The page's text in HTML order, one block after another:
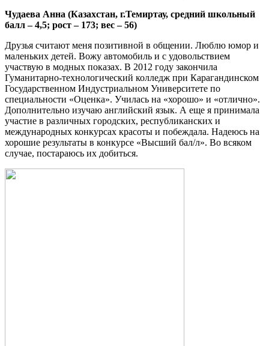
Чудаева Анна (Казахстан, г.Темиртау, средний школьный
балл – 4,5; рост – 173; вес – 56)
Друзья считают меня позитивной в общении. Люблю юмор и
маленьких детей. Вожу автомобиль и с удовольствием
участвую в модных показах. В 2012 году закончила
Гуманитарно-технологический колледж при Карагандинском
Государственном Индустриальном Университете по
специальности «Оценка». Училась на «хорошо» и «отлично».
Дополнительно изучаю английский язык. А еще я принимала
участие в различных городских, республиканских и
международных конкурсах красоты и побеждала. Надеюсь на
хорошие результаты в конкурсе «Высший бал/л». Во всяком
случае, постараюсь их добиться.